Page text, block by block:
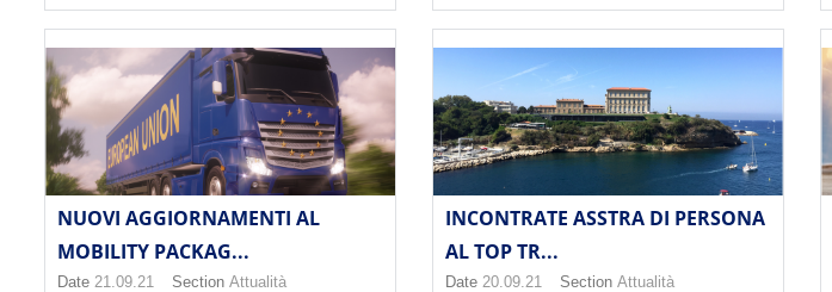
NUOVI AGGIORNAMENTI AL
MOBILITY PACKAG...
Date 21.09.21 Section Attualità
INCONTRATE ASSTRA DI PERSONA
AL TOP TR...
Date 20.09.21 Section Attualità